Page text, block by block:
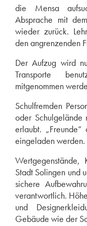
die Mensa
Absprache mit
wieder zurück.
den angrenzenden
Der Aufzug wird
Transporte
mitgenommen
Schulfremden
oder Schulgelände
erlaubt.
eingeladen werden.
Stadt Solingen und
sichere
verantwortlich.
und
Gebäude wie der